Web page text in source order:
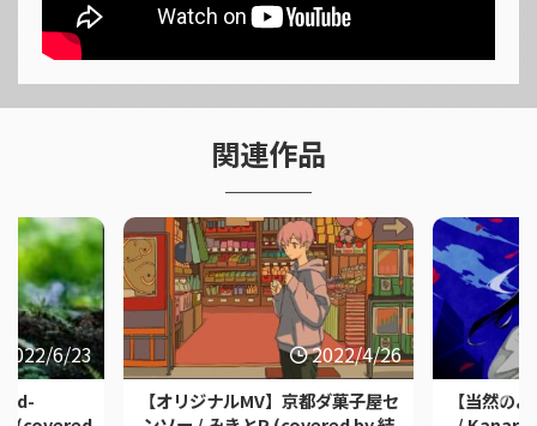
関連作品
2022/6/23 2022/4/26
【オリジナルMV】京都ダ菓子屋セ
【当然の